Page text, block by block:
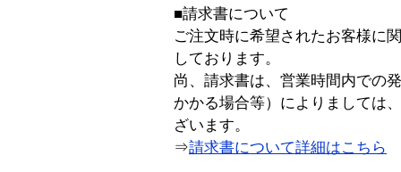
■請求書について
ご注文時に希望されたお客様に
しております。
尚、請求書は、営業時間内での
かかる場合等）によりましては
ざいます。
⇒請求書について詳細はこちら